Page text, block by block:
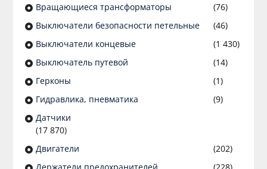
Вращающиеся трансформаторы
(76)
Выключатели безопасности петельные
(46)
Выключатели концевые
(1 430)
Выключатель путевой
(14)
Герконы
(1)
Гидравлика, пневматика
(9)
Датчики
(17 870)
Двигатели
(202)
Держатели предохранителей
(228)